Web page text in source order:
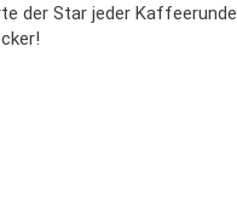
der Star jeder Kaffeerunde.